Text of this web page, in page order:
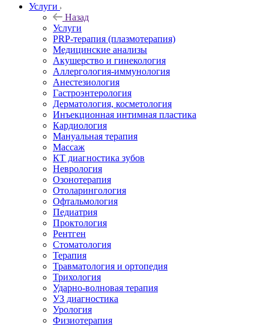
Услуги
Назад
Услуги
PRP-терапия (плазмотерапия)
Медицинские анализы
Акушерство и гинекология
Аллергология-иммунология
Анестезиология
Гастроэнтерология
Дерматология, косметология
Инъекционная интимная пластика
Кардиология
Мануальная терапия
Массаж
КТ диагностика зубов
Неврология
Озонотерапия
Отоларингология
Офтальмология
Педиатрия
Проктология
Рентген
Стоматология
Терапия
Травматология и ортопедия
Трихология
Ударно-волновая терапия
УЗ диагностика
Урология
Физиотерапия